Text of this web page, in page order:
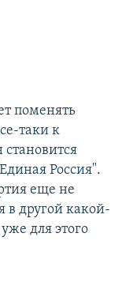
поменять
таки к
Россия".
еще не
в другой какой-
для этого